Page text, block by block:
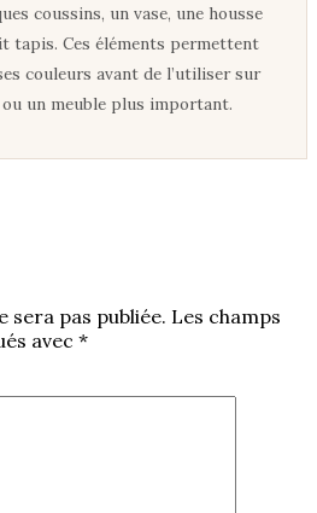
coussins, un vase, une housse
tapis. Ces éléments permettent
couleurs avant de l’utiliser sur
un meuble plus important.
sera pas publiée. Les champs
avec *